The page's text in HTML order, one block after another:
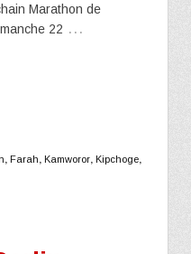
Marathon de
22 …
Farah Kamworor Kipchoge